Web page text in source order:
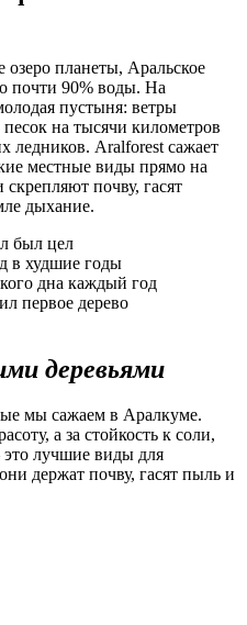
озеро планеты, Аральское
почти 90% воды. На
пустыня: ветры
на тысячи километров
ледников. Aralforest сажает
местные виды прямо на
почву, гасят
дыхание.
был цел
в худшие годы
дна каждый год
первое дерево
деревьями
мы сажаем в Аралкуме.
а за стойкость к соли,
лучшие виды для
держат почву, гасят пыль и